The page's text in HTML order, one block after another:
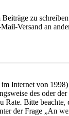
zu
Versand an
Internet von
des oder
Bitte
der Frage „An